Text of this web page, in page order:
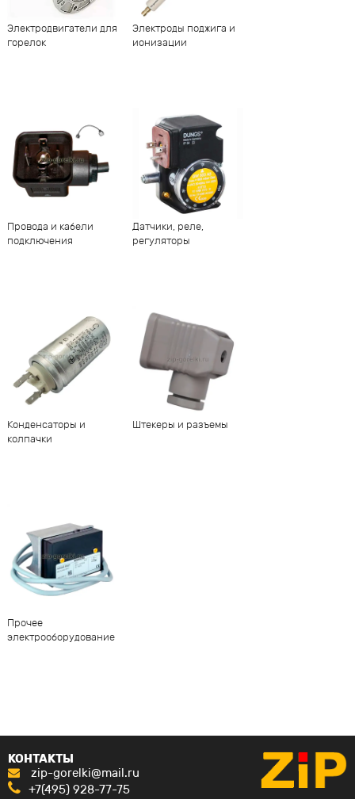
Электродвигатели для
горелок
Электроды поджига и
ионизации
Провода и кабели
подключения
Датчики, реле,
регуляторы
Конденсаторы и
колпачки
Штекеры и разъемы
Прочее
электрооборудование
КОНТАКТЫ
zip-gorelki@mail.ru
+7(495) 928-77-75